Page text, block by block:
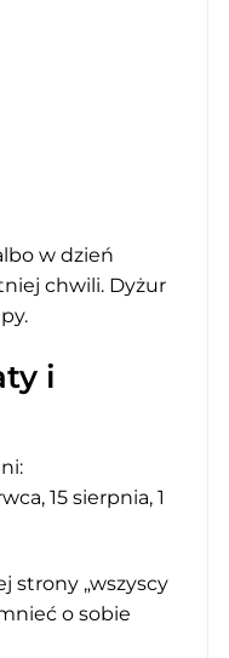
w dzień
chwili. Dyżur
i
15 sierpnia, 1
strony „wszyscy
o sobie